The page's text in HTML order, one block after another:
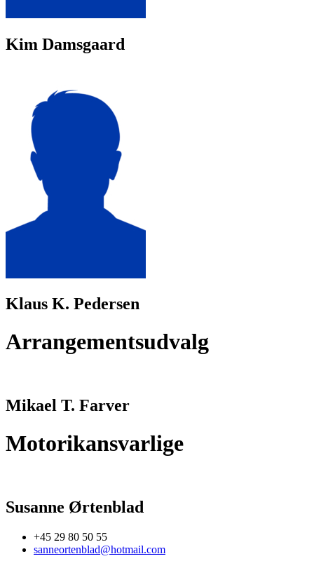
Kim Damsgaard
Klaus K. Pedersen
Arrangementsudvalg
Mikael T. Farver
Motorikansvarlige
Susanne Ørtenblad
+45 29 80 50 55
sanneortenblad@hotmail.com